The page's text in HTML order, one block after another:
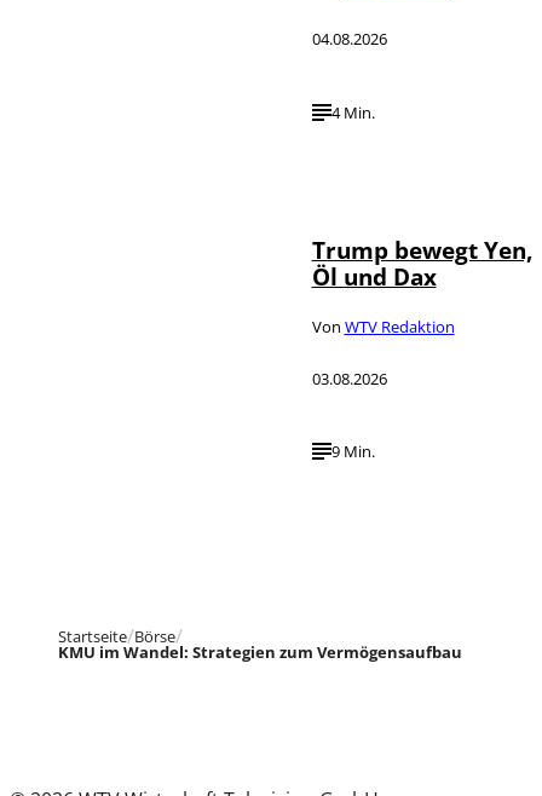
04.08.2026
4 Min.
Trump bewegt Yen,
Öl und Dax
Von WTV Redaktion
03.08.2026
9 Min.
Startseite Börse
KMU im Wandel: Strategien zum Vermögensaufbau